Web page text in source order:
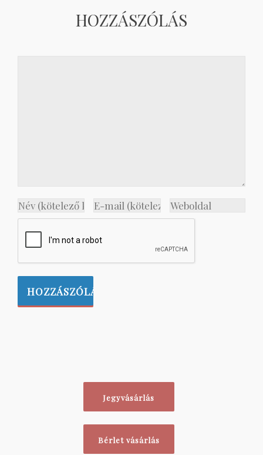
HOZZÁSZÓLÁS
Jegyvásárlás
Bérlet vásárlás